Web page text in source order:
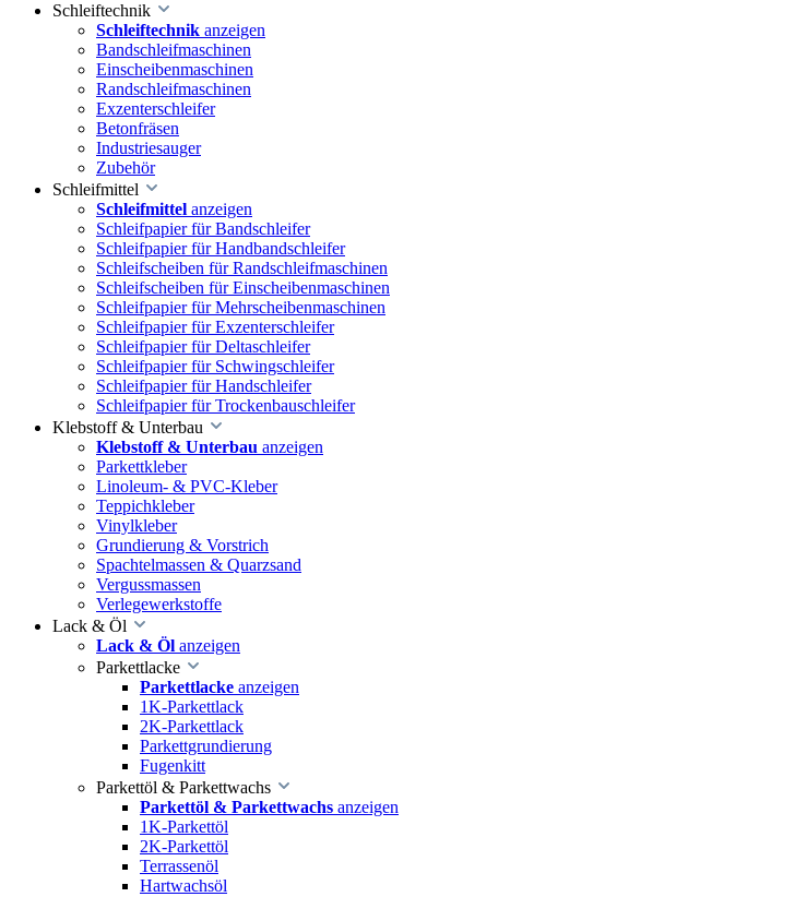
Schleiftechnik
Schleiftechnik anzeigen
Bandschleifmaschinen
Einscheibenmaschinen
Randschleifmaschinen
Exzenterschleifer
Betonfräsen
Industriesauger
Zubehör
Schleifmittel
Schleifmittel anzeigen
Schleifpapier für Bandschleifer
Schleifpapier für Handbandschleifer
Schleifscheiben für Randschleifmaschinen
Schleifscheiben für Einscheibenmaschinen
Schleifpapier für Mehrscheibenmaschinen
Schleifpapier für Exzenterschleifer
Schleifpapier für Deltaschleifer
Schleifpapier für Schwingschleifer
Schleifpapier für Handschleifer
Schleifpapier für Trockenbauschleifer
Klebstoff & Unterbau
Klebstoff & Unterbau anzeigen
Parkettkleber
Linoleum- & PVC-Kleber
Teppichkleber
Vinylkleber
Grundierung & Vorstrich
Spachtelmassen & Quarzsand
Vergussmassen
Verlegewerkstoffe
Lack & Öl
Lack & Öl anzeigen
Parkettlacke
Parkettlacke anzeigen
1K-Parkettlack
2K-Parkettlack
Parkettgrundierung
Fugenkitt
Parkettöl & Parkettwachs
Parkettöl & Parkettwachs anzeigen
1K-Parkettöl
2K-Parkettöl
Terrassenöl
Hartwachsöl